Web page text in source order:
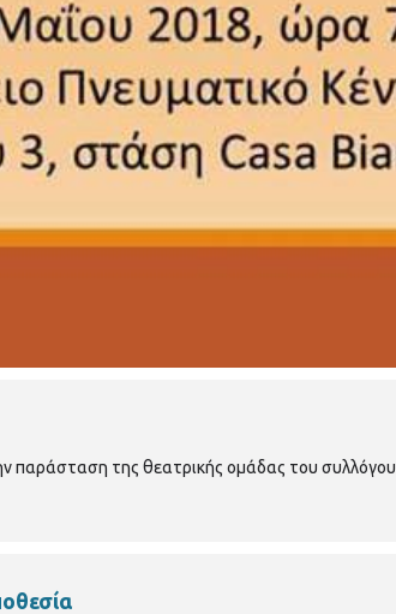
παράσταση της θεατρικής ομάδας του συλλόγου